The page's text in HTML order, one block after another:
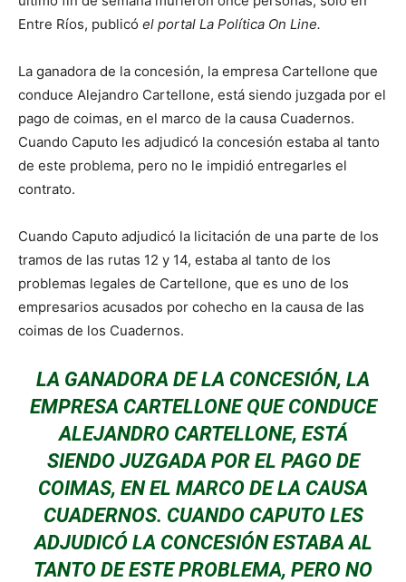
Entre Ríos, publicó el portal La Política On Line.
La ganadora de la concesión, la empresa Cartellone que
conduce Alejandro Cartellone, está siendo juzgada por el
pago de coimas, en el marco de la causa Cuadernos.
Cuando Caputo les adjudicó la concesión estaba al tanto
de este problema, pero no le impidió entregarles el
contrato.
Cuando Caputo adjudicó la licitación de una parte de los
tramos de las rutas 12 y 14, estaba al tanto de los
problemas legales de Cartellone, que es uno de los
empresarios acusados por cohecho en la causa de las
coimas de los Cuadernos.
LA GANADORA DE LA CONCESIÓN, LA
EMPRESA CARTELLONE QUE CONDUCE
ALEJANDRO CARTELLONE, ESTÁ
SIENDO JUZGADA POR EL PAGO DE
COIMAS, EN EL MARCO DE LA CAUSA
CUADERNOS. CUANDO CAPUTO LES
ADJUDICÓ LA CONCESIÓN ESTABA AL
TANTO DE ESTE PROBLEMA, PERO NO